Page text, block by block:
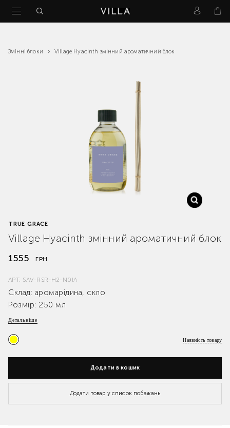
Змінні блоки Village Hyacinth змінний ароматичний блок
TRUE GRACE
Village Hyacinth змінний ароматичний блок
1555 ГРН
АРТ. SAV-RSR-H2-N0IA
Склад: аромарідина, скло
Розмір: 250 мл
Детальніше
Наявність товару
Додати в кошик
Додати товар у список побажань